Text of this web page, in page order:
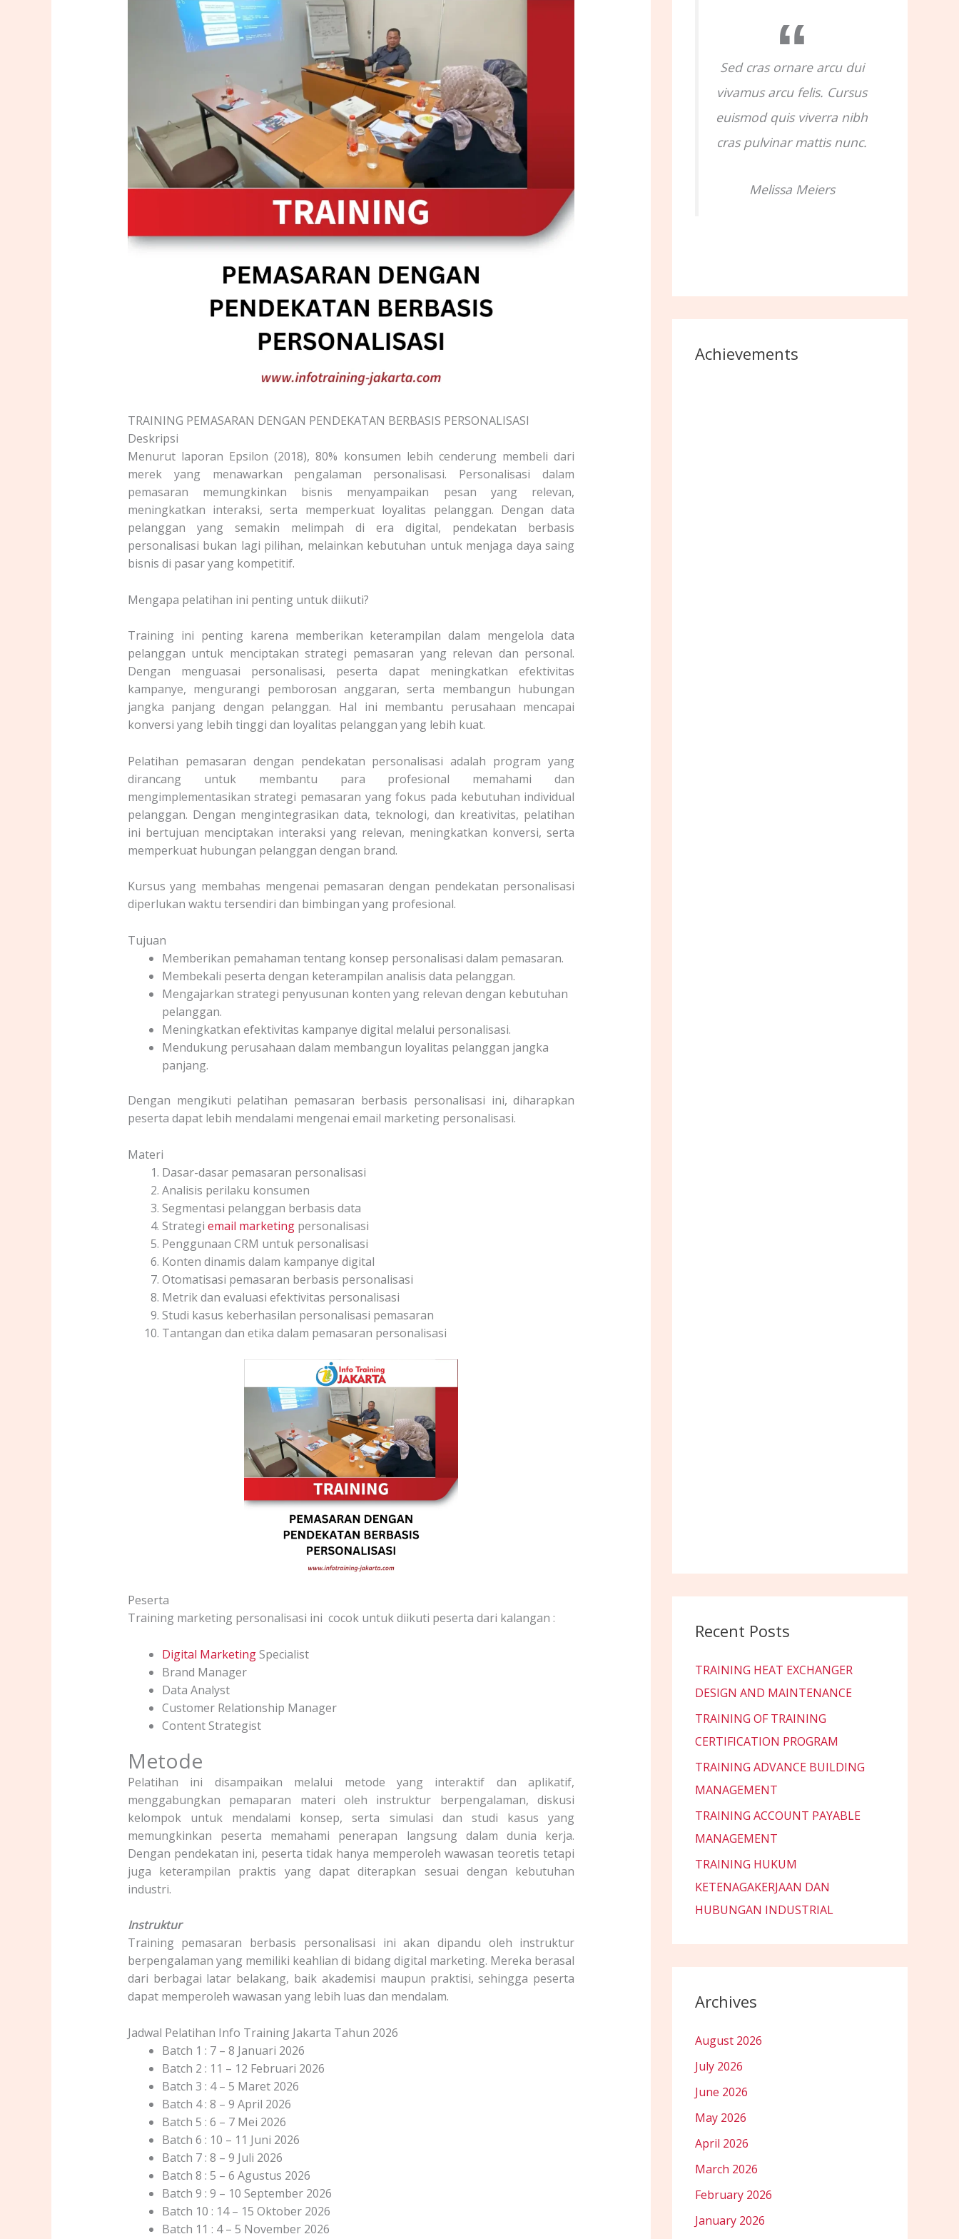
TRAINING PEMASARAN DENGAN PENDEKATAN BERBASIS PERSONALISASI
Deskripsi
Menurut laporan Epsilon (2018), 80% konsumen lebih cenderung membeli dari
merek yang menawarkan pengalaman personalisasi. Personalisasi dalam
pemasaran memungkinkan bisnis menyampaikan pesan yang relevan,
meningkatkan interaksi, serta memperkuat loyalitas pelanggan. Dengan data
pelanggan yang semakin melimpah di era digital, pendekatan berbasis
personalisasi bukan lagi pilihan, melainkan kebutuhan untuk menjaga daya saing
bisnis di pasar yang kompetitif.
Mengapa pelatihan ini penting untuk diikuti?
Training ini penting karena memberikan keterampilan dalam mengelola data
pelanggan untuk menciptakan strategi pemasaran yang relevan dan personal.
Dengan menguasai personalisasi, peserta dapat meningkatkan efektivitas
kampanye, mengurangi pemborosan anggaran, serta membangun hubungan
jangka panjang dengan pelanggan. Hal ini membantu perusahaan mencapai
konversi yang lebih tinggi dan loyalitas pelanggan yang lebih kuat.
Pelatihan pemasaran dengan pendekatan personalisasi adalah program yang
dirancang untuk membantu para profesional memahami dan
mengimplementasikan strategi pemasaran yang fokus pada kebutuhan individual
pelanggan. Dengan mengintegrasikan data, teknologi, dan kreativitas, pelatihan
ini bertujuan menciptakan interaksi yang relevan, meningkatkan konversi, serta
memperkuat hubungan pelanggan dengan brand.
Kursus yang membahas mengenai pemasaran dengan pendekatan personalisasi
diperlukan waktu tersendiri dan bimbingan yang profesional.
Tujuan
Memberikan pemahaman tentang konsep personalisasi dalam pemasaran.
Membekali peserta dengan keterampilan analisis data pelanggan.
Mengajarkan strategi penyusunan konten yang relevan dengan kebutuhan
pelanggan.
Meningkatkan efektivitas kampanye digital melalui personalisasi.
Mendukung perusahaan dalam membangun loyalitas pelanggan jangka
panjang.
Dengan mengikuti pelatihan pemasaran berbasis personalisasi ini, diharapkan
peserta dapat lebih mendalami mengenai email marketing personalisasi.
Materi
Dasar-dasar pemasaran personalisasi
Analisis perilaku konsumen
Segmentasi pelanggan berbasis data
Strategi email marketingpersonalisasi
Penggunaan CRM untuk personalisasi
Konten dinamis dalam kampanye digital
Otomatisasi pemasaran berbasis personalisasi
Metrik dan evaluasi efektivitas personalisasi
Studi kasus keberhasilan personalisasi pemasaran
Tantangan dan etika dalam pemasaran personalisasi
Peserta
Training marketing personalisasi ini cocok untuk diikuti peserta dari kalangan :
Digital MarketingSpecialist
Brand Manager
Data Analyst
Customer Relationship Manager
Content Strategist
Metode
Pelatihan ini disampaikan melalui metode yang interaktif dan aplikatif,
menggabungkan pemaparan materi oleh instruktur berpengalaman, diskusi
kelompok untuk mendalami konsep, serta simulasi dan studi kasus yang
memungkinkan peserta memahami penerapan langsung dalam dunia kerja.
Dengan pendekatan ini, peserta tidak hanya memperoleh wawasan teoretis tetapi
juga keterampilan praktis yang dapat diterapkan sesuai dengan kebutuhan
industri.
Instruktur
Training pemasaran berbasis personalisasi ini akan dipandu oleh instruktur
berpengalaman yang memiliki keahlian di bidang digital marketing. Mereka berasal
dari berbagai latar belakang, baik akademisi maupun praktisi, sehingga peserta
dapat memperoleh wawasan yang lebih luas dan mendalam.
Jadwal Pelatihan Info Training Jakarta Tahun 2026
Batch 1 : 7 – 8 Januari 2026
Batch 2 : 11 – 12 Februari 2026
Batch 3 : 4 – 5 Maret 2026
Batch 4 : 8 – 9 April 2026
Batch 5 : 6 – 7 Mei 2026
Batch 6 : 10 – 11 Juni 2026
Batch 7 : 8 – 9 Juli 2026
Batch 8 : 5 – 6 Agustus 2026
Batch 9 : 9 – 10 September 2026
Batch 10 : 14 – 15 Oktober 2026
Batch 11 : 4 – 5 November 2026
Sed cras ornare arcu dui
vivamus arcu felis. Cursus
euismod quis viverra nibh
cras pulvinar mattis nunc.
Melissa Meiers
Achievements
Recent Posts
TRAINING HEAT EXCHANGER
DESIGN AND MAINTENANCE
TRAINING OF TRAINING
CERTIFICATION PROGRAM
TRAINING ADVANCE BUILDING
MANAGEMENT
TRAINING ACCOUNT PAYABLE
MANAGEMENT
TRAINING HUKUM
KETENAGAKERJAAN DAN
HUBUNGAN INDUSTRIAL
Archives
August 2026
July 2026
June 2026
May 2026
April 2026
March 2026
February 2026
January 2026